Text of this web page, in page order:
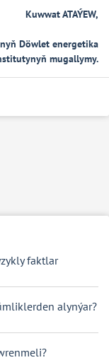
Kuwwat ATAÝEW,
Döwlet energetika
mugallymy.
faktlar
alynýar?